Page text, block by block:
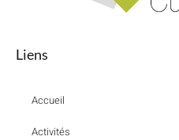
Liens
Accueil
Activités